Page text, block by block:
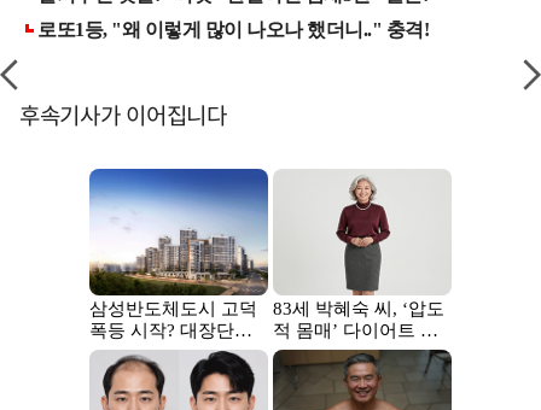
후속기사가 이어집니다